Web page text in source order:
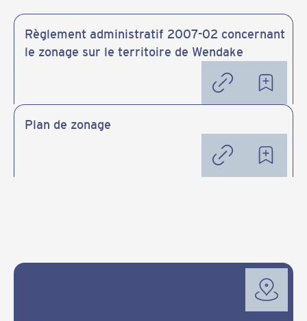
Règlement administratif 2007-02 concernant
le zonage sur le territoire de Wendake
Plan de zonage